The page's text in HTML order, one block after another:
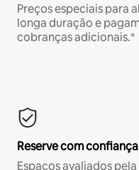
Preços especiais para
longa duração e
cobranças adicionais.*
Reserve com confiança
Espaços avaliados